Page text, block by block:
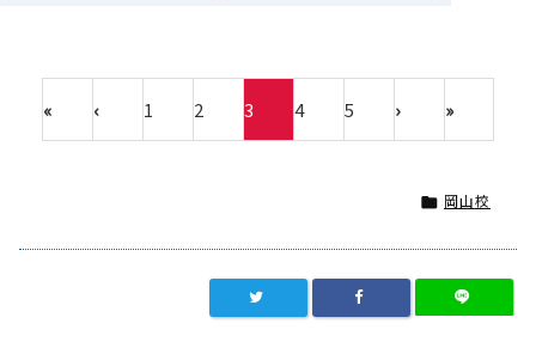
« ‹ 1 2 3 4 5 › »
 岡山校